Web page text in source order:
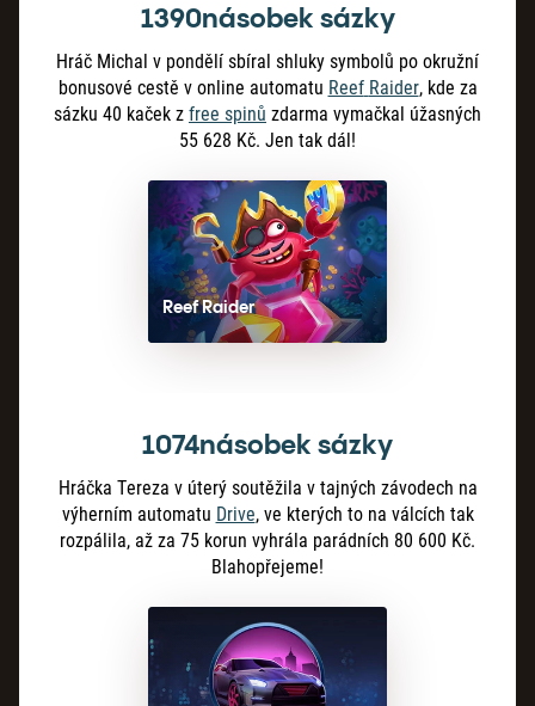
1390násobek sázky
Hráč Michal v pondělí sbíral shluky symbolů po okružní
bonusové cestě v online automatu Reef Raider, kde za
sázku 40 kaček z free spinů zdarma vymačkal úžasných
55 628 Kč. Jen tak dál!
Reef Raider
1074násobek sázky
Hráčka Tereza v úterý soutěžila v tajných závodech na
výherním automatu Drive, ve kterých to na válcích tak
rozpálila, až za 75 korun vyhrála parádních 80 600 Kč.
Blahopřejeme!